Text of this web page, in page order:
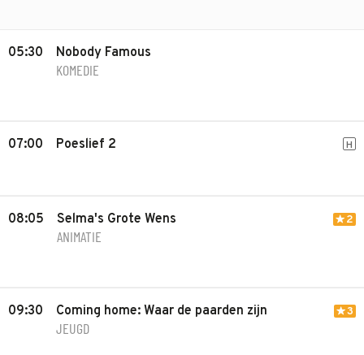
05:30 Nobody Famous
KOMEDIE
07:00 Poeslief 2 H
08:05 Selma's Grote Wens
ANIMATIE
2
09:30 Coming home: Waar de paarden zijn
JEUGD
3